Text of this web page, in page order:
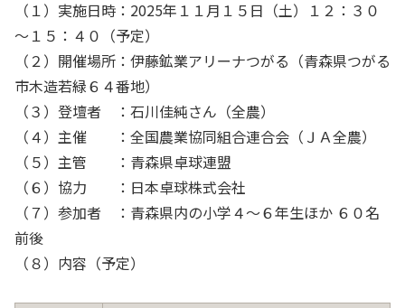
（１）実施日時：2025年１１月１５日（土）１２：３０
～１５：４０（予定）
（２）開催場所：伊藤鉱業アリーナつがる（青森県つがる
市木造若緑６４番地）
（３）登壇者 ：石川佳純さん（全農）
（４）主催 ：全国農業協同組合連合会（ＪＡ全農）
（５）主管 ：青森県卓球連盟
（６）協力 ：日本卓球株式会社
（７）参加者 ：青森県内の小学４～６年生ほか ６０名
前後
（８）内容（予定）